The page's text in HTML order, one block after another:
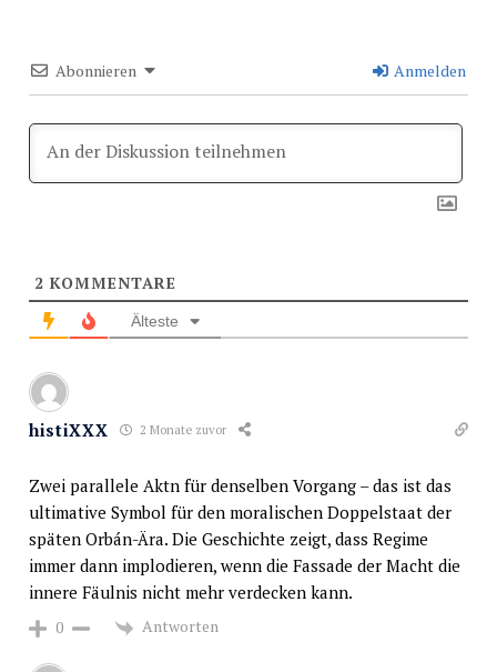
Abonnieren Anmelden
2 KOMMENTARE
Älteste
histiXXX 2 Monate zuvor
Zwei parallele Aktn für denselben Vorgang – das ist das
ultimative Symbol für den moralischen Doppelstaat der
späten Orbán-Ära. Die Geschichte zeigt, dass Regime
immer dann implodieren, wenn die Fassade der Macht die
innere Fäulnis nicht mehr verdecken kann.
0 Antworten